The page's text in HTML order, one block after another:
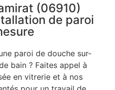
(06910)
de paroi
paroi de douche sur-
bain ? Faites appel à
en vitrerie et à nos